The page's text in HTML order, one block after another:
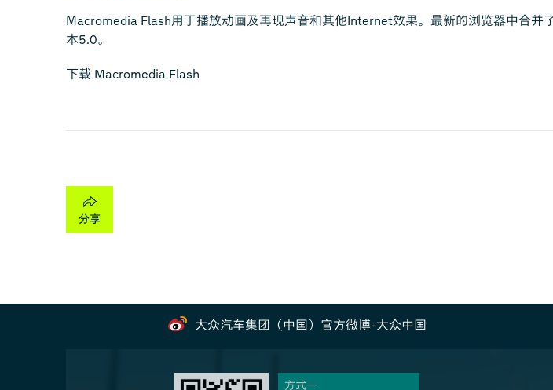
Macromedia Flash用于播放动画及再现声音和其他Internet效果。最新的浏览器中合
本5.0。
下载 Macromedia Flash
大众汽车集团（中国）官方微博-大众中国
方式一